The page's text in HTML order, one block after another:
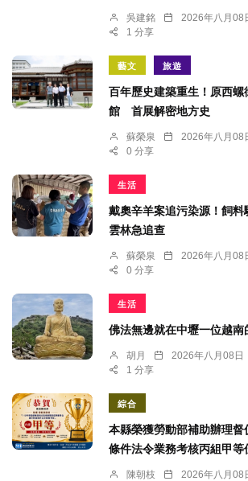
吳建銘 2026年八月08
1 分享
藝文 旅遊
百年歷史建築重生！原西螺
館 首展解密地方史
蘇榮泉 2026年八月08
0 分享
生活
戴奧辛羊案追污染源！飼
雲林急追查
蘇榮泉 2026年八月08
0 分享
生活
佛法無邊就在中壢一位越南
胡月 2026年八月08日
1 分享
綜合
本縣榮獲勞動部補助辦理
條件法令業務考核丙組甲等
陳朝枝 2026年八月08